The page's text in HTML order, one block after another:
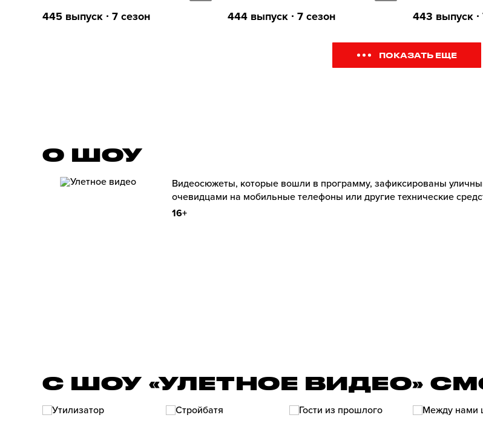
445 выпуск ∙ 7 сезон 444 выпуск ∙ 7 сезон 443 выпуск ∙
ПОКАЗАТЬ ЕЩЕ
О ШОУ
Видеосюжеты, которые вошли в программу, зафиксированы
очевидцами на мобильные телефоны или другие технические
16+
С ШОУ «УЛЕТНОЕ ВИДЕО»